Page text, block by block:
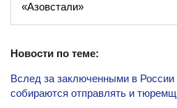
«Азовстали»
Новости по теме:
Вслед за заключенными в России
собираются отправлять и